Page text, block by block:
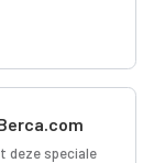
deze speciale